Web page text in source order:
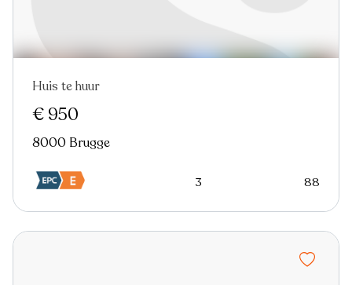
Huis te huur
€ 950
8000 Brugge
3 88